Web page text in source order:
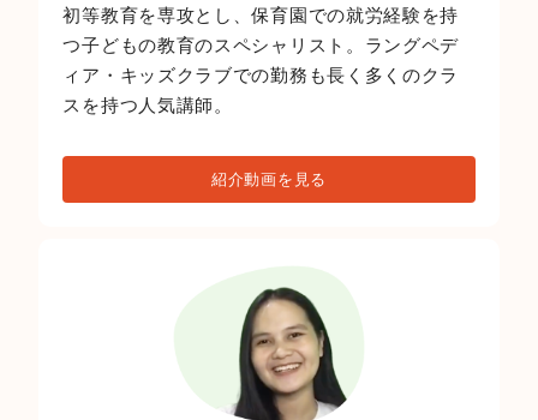
初等教育を専攻とし、保育園での就労経験を持
つ子どもの教育のスペシャリスト。ラングペデ
ィア・キッズクラブでの勤務も長く多くのクラ
スを持つ人気講師。
紹介動画を見る